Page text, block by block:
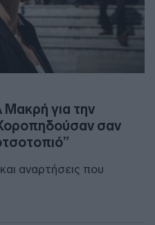
για την
σαν
αναρτήσεις που